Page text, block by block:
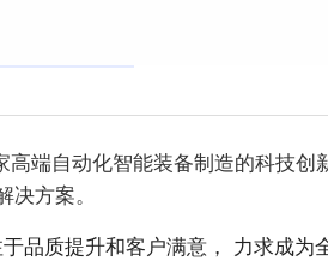
高端自动化智能装备制造的科技创
方案。
品质提升和客户满意， 力求成为